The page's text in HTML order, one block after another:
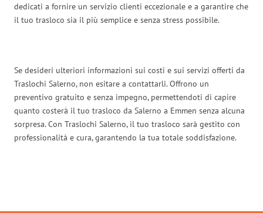
dedicati a fornire un servizio clienti eccezionale e a garantire che
il tuo trasloco sia il più semplice e senza stress possibile.
Se desideri ulteriori informazioni sui costi e sui servizi offerti da
Traslochi Salerno, non esitare a contattarli. Offrono un
preventivo gratuito e senza impegno, permettendoti di capire
quanto costerà il tuo trasloco da Salerno a Emmen senza alcuna
sorpresa. Con Traslochi Salerno, il tuo trasloco sarà gestito con
professionalità e cura, garantendo la tua totale soddisfazione.